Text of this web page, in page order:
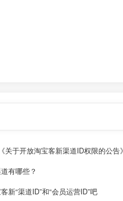
关于开放淘宝客新渠道ID权限的公告
有哪些？
新“渠道ID”和“会员运营ID”吧